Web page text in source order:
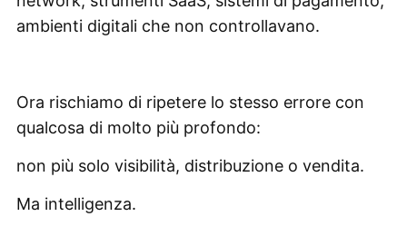
ambienti digitali che non controllavano.
Ora rischiamo di ripetere lo stesso errore con
qualcosa di molto più profondo:
non più solo visibilità, distribuzione o vendita.
Ma intelligenza.